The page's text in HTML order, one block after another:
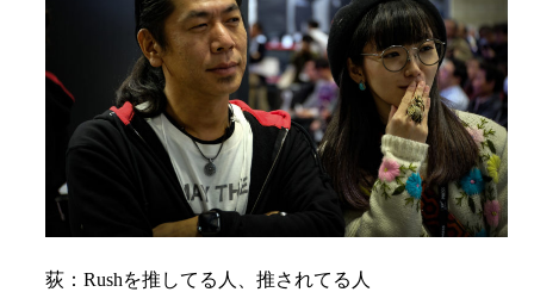
荻：Rushを推してる人、推されてる人